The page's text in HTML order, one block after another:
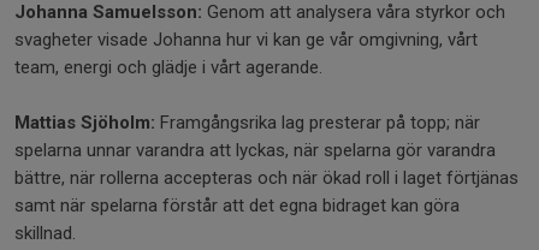
Johanna Samuelsson: Genom att analysera våra styrkor och
svagheter visade Johanna hur vi kan ge vår omgivning, vårt
team, energi och glädje i vårt agerande.
Mattias Sjöholm: Framgångsrika lag presterar på topp; när
spelarna unnar varandra att lyckas, när spelarna gör varandra
bättre, när rollerna accepteras och när ökad roll i laget förtjänas
samt när spelarna förstår att det egna bidraget kan göra
skillnad.